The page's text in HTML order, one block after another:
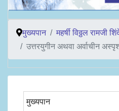
मुख्यपान
महर्षी विठ्ठल रामजी
उत्तरयुगीन अथवा अर्वाचीन
मुख्यपान